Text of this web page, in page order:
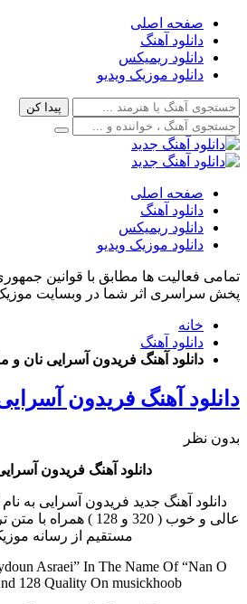
صفحه اصلی
دانلود آهنگ
دانلود ریمیکس
دانلود موزیک ویدیو
صفحه اصلی
دانلود آهنگ
دانلود ریمیکس
دانلود موزیک ویدیو
تمامی فعالیت ها مطابق با قوانین
پخش سراسری اثر شما در وبسایت
خانه
دانلود آهنگ
دانلود آهنگ فریدون آسرایی نان و
دانلود آهنگ فریدون
بدون نظر
دانلود آهنگ فریدون
دانلود آهنگ جدید فریدون آسرایی به
عالی و خوب ( 320 و 128 )
مستقیم از رسانه
Asraei” In The Name Of “Nan O
128 Quality On musickhoob